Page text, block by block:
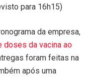
para 16h15)
da empresa,
doses da vacina ao
foram feitas na
após uma